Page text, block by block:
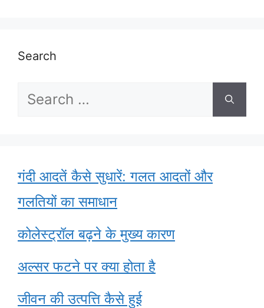
Search
Search
गंदी आदतें कैसे सुधारें: गलत आदतों और
गलतियों का समाधान
कोलेस्ट्रॉल बढ़ने के मुख्य कारण
अल्सर फटने पर क्या होता है
जीवन की उत्पत्ति कैसे हुई